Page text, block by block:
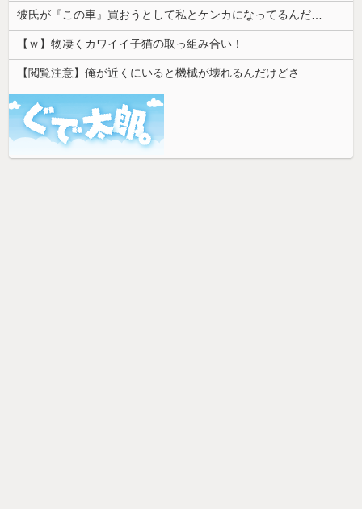
彼氏が『この車』買おうとして私とケンカになってるんだけどｗｗｗｗｗｗ
【ｗ】物凄くカワイイ子猫の取っ組み合い！
【閲覧注意】俺が近くにいると機械が壊れるんだけどさ